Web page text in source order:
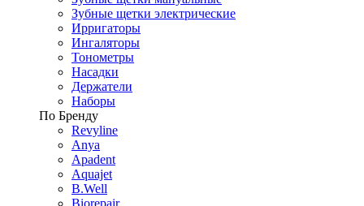
Зубные щетки электрические
Ирригаторы
Ингаляторы
Тонометры
Насадки
Держатели
Наборы
По Бренду
Revyline
Anya
Apadent
Aquajet
B.Well